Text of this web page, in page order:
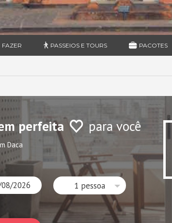
PASSEIOS E TOURS PACOTES
perfeita para você
Daca
1 pessoa